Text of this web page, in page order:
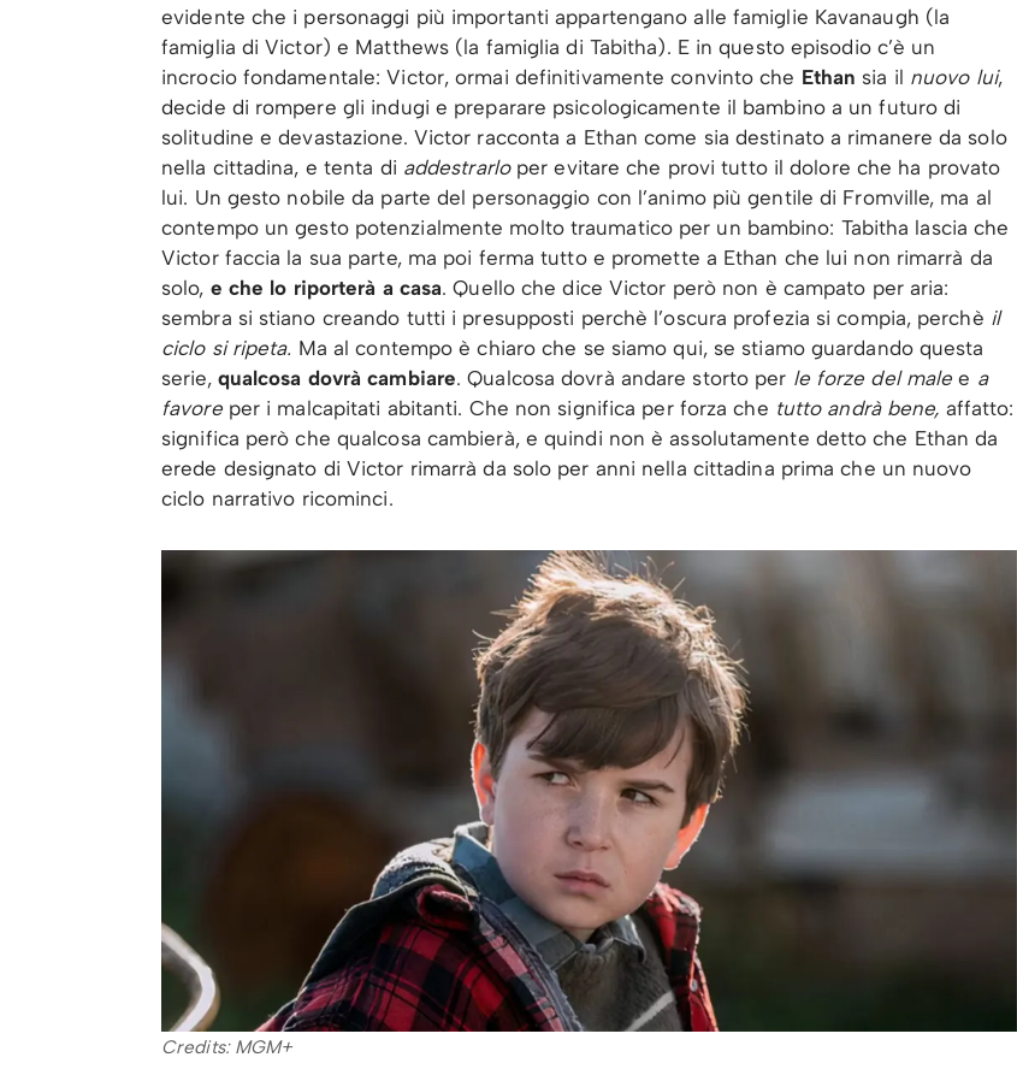
evidente che i personaggi più importanti appartengano alle famiglie Kavanaugh (la
famiglia di Victor) e Matthews (la famiglia di Tabitha). E in questo episodio c’è un
incrocio fondamentale: Victor, ormai definitivamente convinto che Ethan sia il nuovo lui,
decide di rompere gli indugi e preparare psicologicamente il bambino a un futuro di
solitudine e devastazione. Victor racconta a Ethan come sia destinato a rimanere da solo
nella cittadina, e tenta di addestrarlo per evitare che provi tutto il dolore che ha provato
lui. Un gesto nobile da parte del personaggio con l’animo più gentile di Fromville, ma al
contempo un gesto potenzialmente molto traumatico per un bambino: Tabitha lascia che
Victor faccia la sua parte, ma poi ferma tutto e promette a Ethan che lui non rimarrà da
solo, e che lo riporterà a casa. Quello che dice Victor però non è campato per aria:
sembra si stiano creando tutti i presupposti perchè l’oscura profezia si compia, perchè il
ciclo si ripeta. Ma al contempo è chiaro che se siamo qui, se stiamo guardando questa
serie,qualcosa dovrà cambiare. Qualcosa dovrà andare storto per le forze del malee a
favore per i malcapitati abitanti. Che non significa per forza che tutto andrà bene, affatto:
significa però che qualcosa cambierà, e quindi non è assolutamente detto che Ethan da
erede designato di Victor rimarrà da solo per anni nella cittadina prima che un nuovo
ciclo narrativo ricominci.
Credits: MGM+